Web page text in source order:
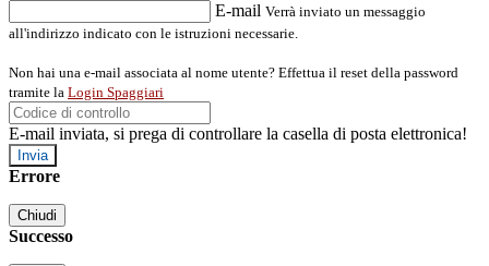
E-mail Verrà inviato un messaggio
all'indirizzo indicato con le istruzioni necessarie.
Non hai una e-mail associata al nome utente? Effettua il reset della password
tramite la Login Spaggiari
E-mail inviata, si prega di controllare la casella di posta elettronica!
Errore
Chiudi
Successo